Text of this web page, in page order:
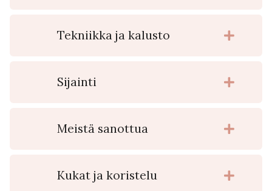
Tekniikka ja kalusto
Sijainti
Meistä sanottua
Kukat ja koristelu